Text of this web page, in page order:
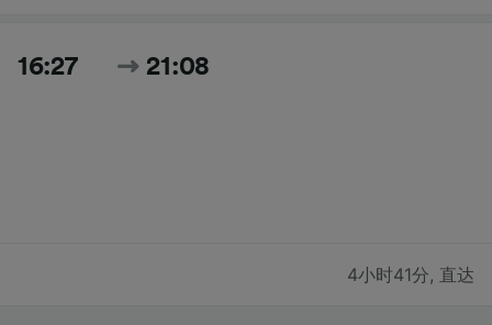
16:27 21:08
4小时41分, 直达